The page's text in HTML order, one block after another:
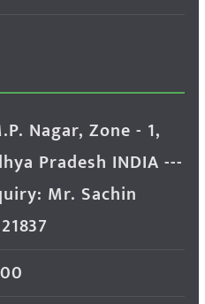
Nagar, Zone - 1,
Pradesh INDIA ---
Mr. Sachin